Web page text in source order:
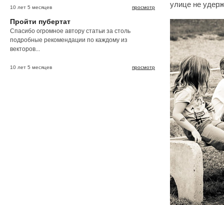
просмотр
10 лет 5 месяцев
Пройти пубертат
Спасибо огромное автору статьи за столь
подробные рекомендации по каждому из
векторов...
просмотр
10 лет 5 месяцев
улице не